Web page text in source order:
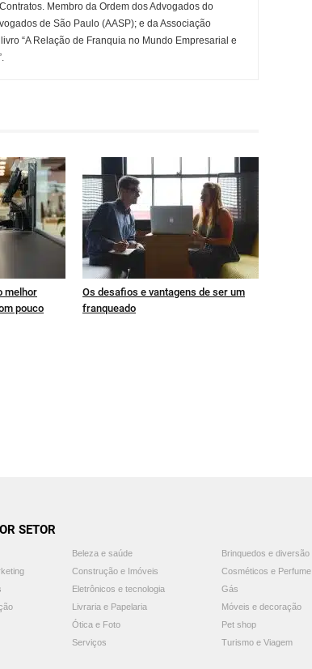
Membro da Ordem dos Advogados do
de São Paulo (AASP); e da Associação
“A Relação de Franquia no Mundo Empresarial e
melhor
pouco
Os desafios e vantagens de ser um
franqueado
SETOR
Beleza e saúde
Brinquedos e diversão
Construção e Imóveis
Cosméticos e Perfume
Eletrônicos e tecnologia
Gás
Livraria e Papelaria
Móveis e decoração
Ótica e Foto
Pet shop
Serviços Turismo e Viagem